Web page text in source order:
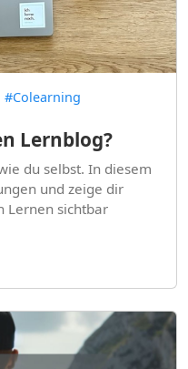
#Colearning
Lernblog?
du selbst. In diesem
und zeige dir
Lernen sichtbar